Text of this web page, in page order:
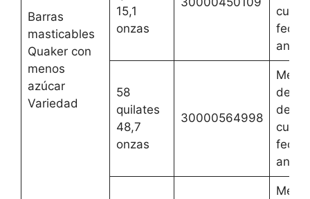
Barras
masticables
Quaker con
menos
azúcar
Variedad
15,1
onzas
fecha
58
quilates
48,7
onzas
30000564998
del 3
de
fecha